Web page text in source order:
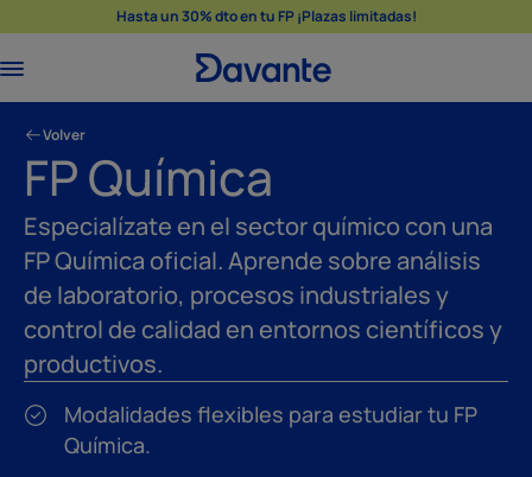
Hasta un 30% dto en tu FP ¡Plazas limitadas!
Volver
FP Química
Especialízate en el sector químico con una
FP Química oficial. Aprende sobre análisis
de laboratorio, procesos industriales y
control de calidad en entornos científicos y
productivos.
Modalidades flexibles para estudiar tu FP
Química.